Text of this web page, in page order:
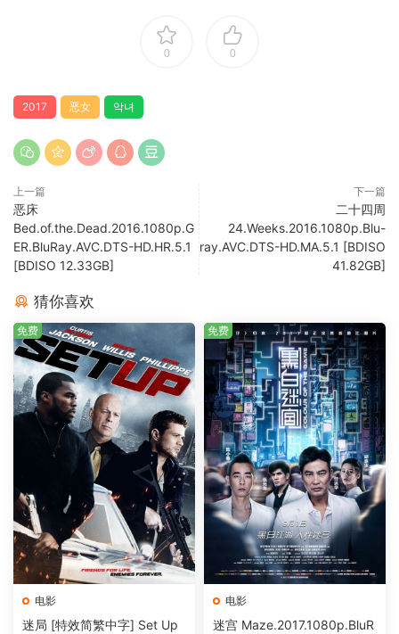
0 0
2017 恶女 악녀
上一篇
恶床
Bed.of.the.Dead.2016.1080p.G
ER.BluRay.AVC.DTS-HD.HR.5.1
[BDISO 12.33GB]
下一篇
二十四周
24.Weeks.2016.1080p.Blu-
ray.AVC.DTS-HD.MA.5.1 [BDISO
41.82GB]
猜你喜欢
电影
迷局 [特效简繁中字] Set Up
免费
电影
迷宫 Maze.2017.1080p.BluR
免费